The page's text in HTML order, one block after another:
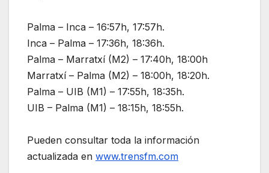
Palma – Inca – 16:57h, 17:57h.
Inca – Palma – 17:36h, 18:36h.
Palma – Marratxí (M2) – 17:40h, 18:00h
Marratxí – Palma (M2) – 18:00h, 18:20h.
Palma – UIB (M1) – 17:55h, 18:35h.
UIB – Palma (M1) – 18:15h, 18:55h.
Pueden consultar toda la información
actualizada en www.trensfm.com